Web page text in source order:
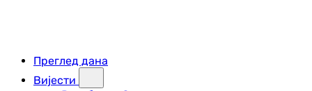
Преглед дана
Вијести